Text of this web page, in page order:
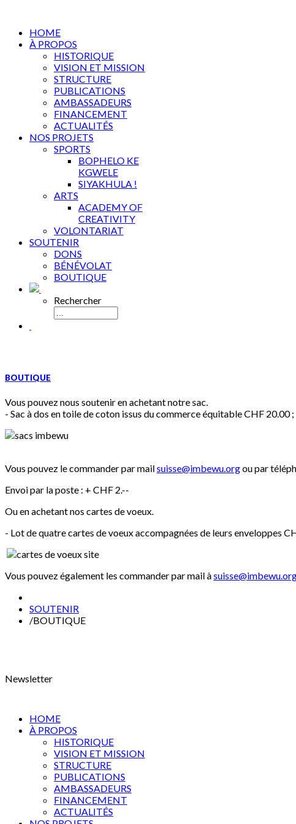
HOME
À PROPOS
HISTORIQUE
VISION ET MISSION
STRUCTURE
PUBLICATIONS
AMBASSADEURS
FINANCEMENT
ACTUALITÉS
NOS PROJETS
SPORTS
BOPHELO KE
KGWELE
SIYAKHULA !
ARTS
ACADEMY OF
CREATIVITY
VOLONTARIAT
SOUTENIR
DONS
BÉNÉVOLAT
BOUTIQUE
Rechercher
BOUTIQUE
Vous pouvez nous soutenir en achetant notre sac.
- Sac à dos en toile de coton issus du commerce équitable CHF 20.00 ;
Vous pouvez le commander par mailsuisse@imbewu.orgou par
Envoi par la poste : + CHF 2.--
Ou en achetant nos cartes de voeux.
- Lot de quatre cartes de voeux accompagnées de leurs enveloppes
Vous pouvez également les commander par mail à
SOUTENIR
/BOUTIQUE
Newsletter
HOME
À PROPOS
HISTORIQUE
VISION ET MISSION
STRUCTURE
PUBLICATIONS
AMBASSADEURS
FINANCEMENT
ACTUALITÉS